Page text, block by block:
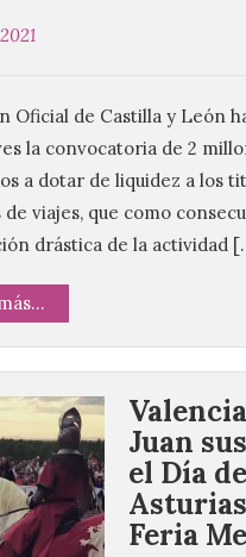
Oficial de Castilla y León
la convocatoria de 2
a dotar de liquidez a los
de viajes, que como
drástica de la actividad
Juan
el Día de
Feria
de…viaje nos llega
sede del
Europeo en